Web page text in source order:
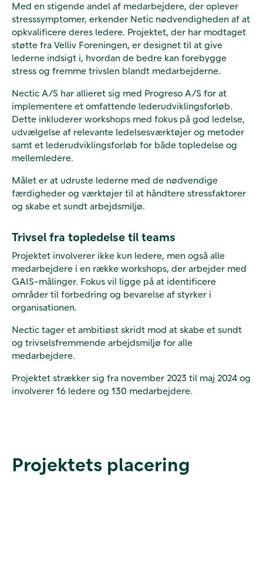
Med en stigende andel af medarbejdere, der oplever
stresssymptomer, erkender Netic nødvendigheden af at
opkvalificere deres ledere. Projektet, der har modtaget
støtte fra Velliv Foreningen, er designet til at give
lederne indsigt i, hvordan de bedre kan forebygge
stress og fremme trivslen blandt medarbejderne.
Nectic A/S har allieret sig med Progreso A/S for at
implementere et omfattende lederudviklingsforløb.
Dette inkluderer workshops med fokus på god ledelse,
udvælgelse af relevante ledelsesværktøjer og metoder
samt et lederudviklingsforløb for både topledelse og
mellemledere.
Målet er at udruste lederne med de nødvendige
færdigheder og værktøjer til at håndtere stressfaktorer
og skabe et sundt arbejdsmiljø.
Trivsel fra topledelse til teams
Projektet involverer ikke kun ledere, men også alle
medarbejdere i en række workshops, der arbejder med
GAIS-målinger. Fokus vil ligge på at identificere
områder til forbedring og bevarelse af styrker i
organisationen.
Nectic tager et ambitiøst skridt mod at skabe et sundt
og trivselsfremmende arbejdsmiljø for alle
medarbejdere.
Projektet strækker sig fra november 2023 til maj 2024 og
involverer 16 ledere og 130 medarbejdere.
Projektets placering